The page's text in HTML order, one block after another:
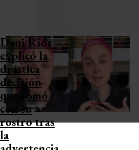
Dani Ride
explicó la
drástica
decisión
que tomó
con su
rostro tras
la